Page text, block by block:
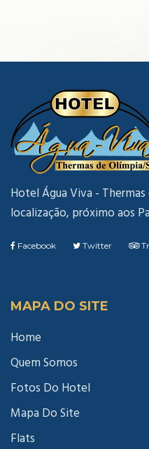
Hotel Água Viva -
localização, próximo aos
Facebook Twitter
MAPA DO SITE
Home
Quem Somos
Fotos Do Hotel
Mapa Do Site
Flats